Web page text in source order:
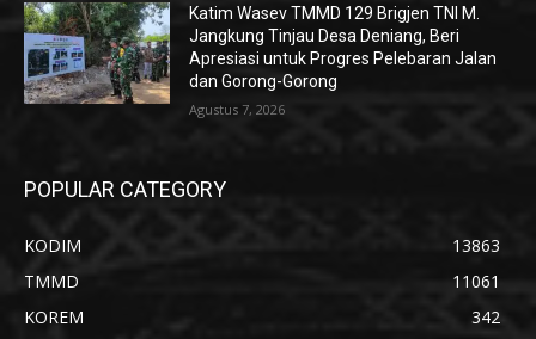
Katim Wasev TMMD 129 Brigjen TNI M.
Jangkung Tinjau Desa Deniang, Beri
Apresiasi untuk Progres Pelebaran Jalan
dan Gorong-Gorong
Agustus 7, 2026
POPULAR CATEGORY
KODIM
13863
TMMD
11061
KOREM
342